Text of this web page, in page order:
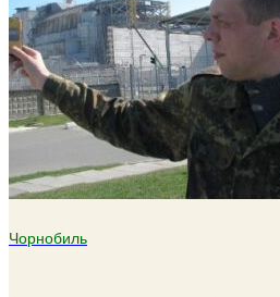
Чорнобиль